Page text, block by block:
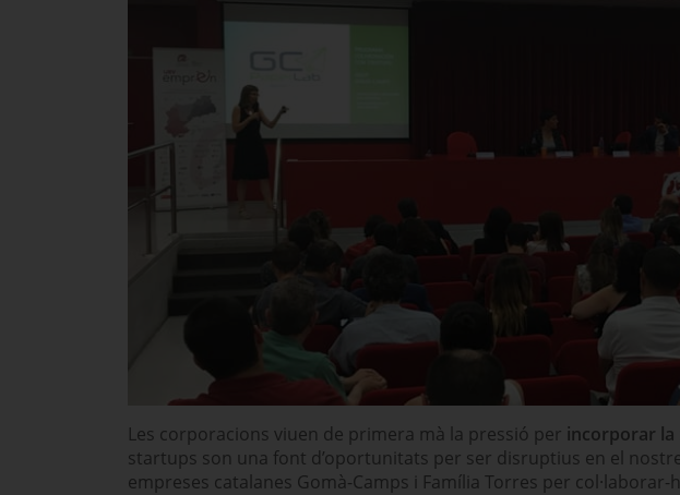
Les corporacions viuen de primera mà la pressió per incorporar la
startups son una font d’oportunitats per ser disruptius en el
empreses catalanes Gomà-Camps i Família Torres per col·laborar-